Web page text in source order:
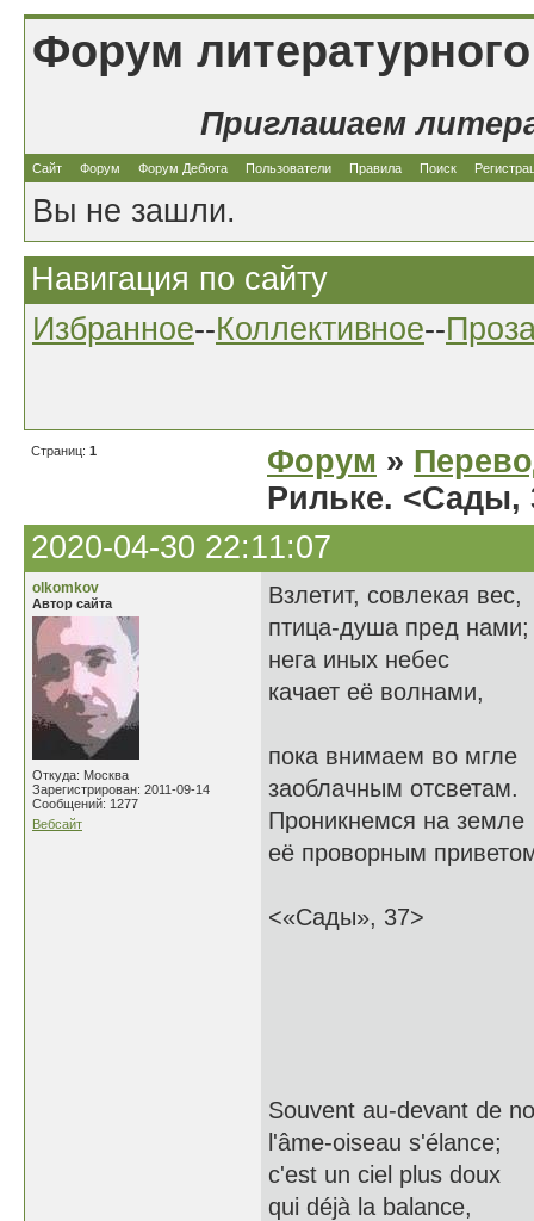
Форум
Приглашаем
Сайт Форум Форум Дебюта Пользователи Правила Поиск
Вы не зашли.
Навигация по сайту
Избранное--Коллективное--
Страниц: 1 Форум »
Рильке. <Сады,
2020-04-30 22:11:07
olkomkov
Автор сайта
Откуда: Москва
Зарегистрирован: 2011-09-14
Сообщений: 1277
Вебсайт
Взлетит, совлекая вес,
птица-душа пред нами;
нега иных небес
качает её волнами,
пока внимаем во мгле
заоблачным отсветам.
Проникнемся на земле
её проворным
<«Сады», 37>
Souvent au-devant de
l'âme-oiseau s'élance;
c'est un ciel plus doux
qui déjà la balance,